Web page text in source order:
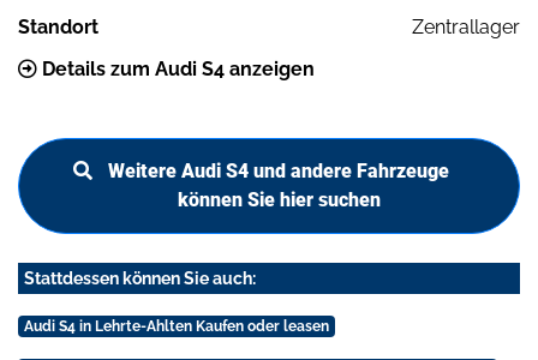
Standort
Zentrallager
Details zum Audi S4 anzeigen
Weitere Audi S4 und andere Fahrzeuge
können Sie hier suchen
Stattdessen können Sie auch:
Audi S4 in Lehrte-Ahlten Kaufen oder leasen